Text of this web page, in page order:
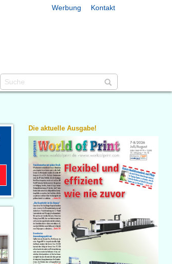
Werbung Kontakt
Die aktuelle Ausgabe!